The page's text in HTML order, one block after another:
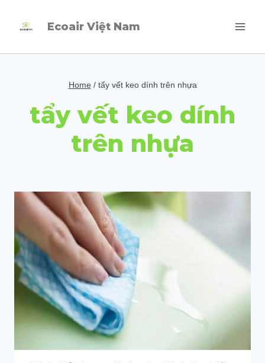
Ecoair Việt Nam
Home / tẩy vết keo dính trên nhựa
tẩy vết keo dính
trên nhựa